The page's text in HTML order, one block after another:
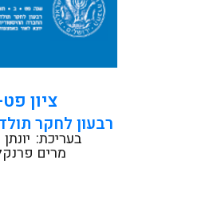
ציון
רבעון לחקר
בעריכת:
מרים פרנקל